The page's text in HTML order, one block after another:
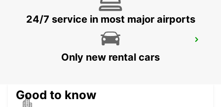
ANNEMASSE - FRANCE
24/7 service in most major airports
Only new rental cars
Good to know